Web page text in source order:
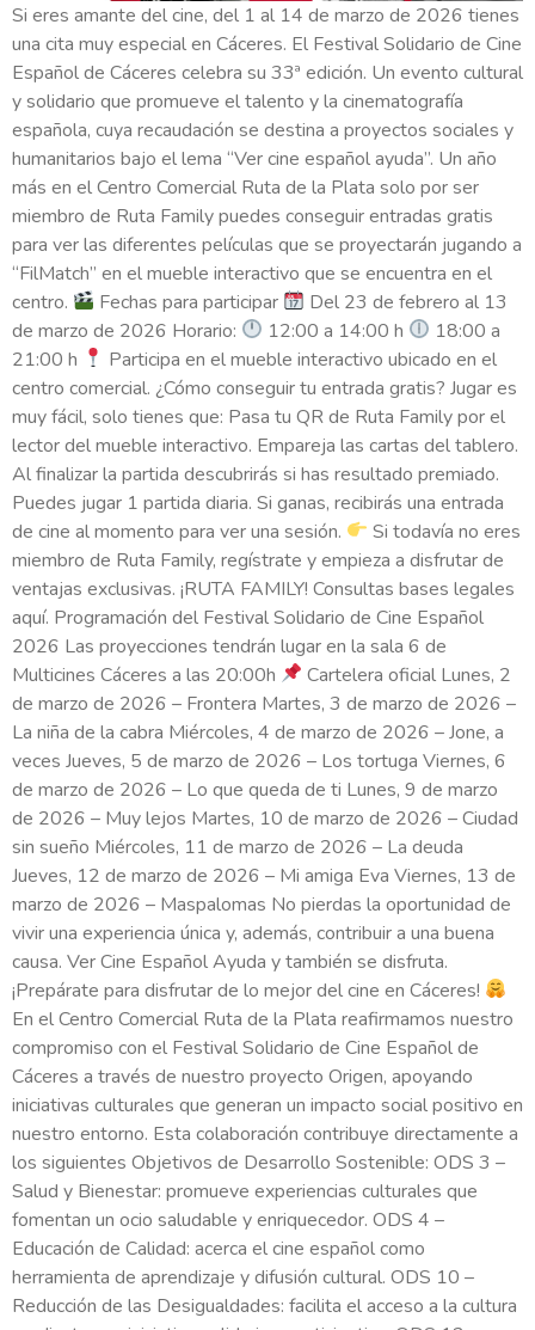
Si eres amante del cine, del 1 al 14 de marzo de 2026 tienes
una cita muy especial en Cáceres. El Festival Solidario de Cine
Español de Cáceres celebra su 33ª edición. Un evento cultural
y solidario que promueve el talento y la cinematografía
española, cuya recaudación se destina a proyectos sociales y
humanitarios bajo el lema “Ver cine español ayuda”. Un año
más en el Centro Comercial Ruta de la Plata solo por ser
miembro de Ruta Family puedes conseguir entradas gratis
para ver las diferentes películas que se proyectarán jugando a
“FilMatch” en el mueble interactivo que se encuentra en el
centro.
Fechas para participar
Del 23 de febrero al 13
de marzo de 2026 Horario:
12:00 a 14:00 h
18:00 a
21:00 h
Participa en el mueble interactivo ubicado en el
centro comercial. ¿Cómo conseguir tu entrada gratis? Jugar es
muy fácil, solo tienes que: Pasa tu QR de Ruta Family por el
lector del mueble interactivo. Empareja las cartas del tablero.
Al finalizar la partida descubrirás si has resultado premiado.
Puedes jugar 1 partida diaria. Si ganas, recibirás una entrada
de cine al momento para ver una sesión.
Si todavía no eres
miembro de Ruta Family, regístrate y empieza a disfrutar de
ventajas exclusivas. ¡RUTA FAMILY! Consultas bases legales
aquí. Programación del Festival Solidario de Cine Español
2026 Las proyecciones tendrán lugar en la sala 6 de
Multicines Cáceres a las 20:00h
Cartelera oficial Lunes, 2
de marzo de 2026 – Frontera Martes, 3 de marzo de 2026 –
La niña de la cabra Miércoles, 4 de marzo de 2026 – Jone, a
veces Jueves, 5 de marzo de 2026 – Los tortuga Viernes, 6
de marzo de 2026 – Lo que queda de ti Lunes, 9 de marzo
de 2026 – Muy lejos Martes, 10 de marzo de 2026 – Ciudad
sin sueño Miércoles, 11 de marzo de 2026 – La deuda
Jueves, 12 de marzo de 2026 – Mi amiga Eva Viernes, 13 de
marzo de 2026 – Maspalomas No pierdas la oportunidad de
vivir una experiencia única y, además, contribuir a una buena
causa. Ver Cine Español Ayuda y también se disfruta.
¡Prepárate para disfrutar de lo mejor del cine en Cáceres!
En el Centro Comercial Ruta de la Plata reafirmamos nuestro
compromiso con el Festival Solidario de Cine Español de
Cáceres a través de nuestro proyecto Origen, apoyando
iniciativas culturales que generan un impacto social positivo en
nuestro entorno. Esta colaboración contribuye directamente a
los siguientes Objetivos de Desarrollo Sostenible: ODS 3 –
Salud y Bienestar: promueve experiencias culturales que
fomentan un ocio saludable y enriquecedor. ODS 4 –
Educación de Calidad: acerca el cine español como
herramienta de aprendizaje y difusión cultural. ODS 10 –
Reducción de las Desigualdades: facilita el acceso a la cultura